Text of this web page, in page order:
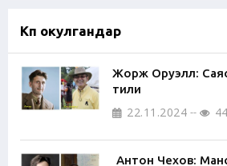
Көп окулгандар
Жорж Оруэлл:
тили
22.11.2024
Антон Чехов: